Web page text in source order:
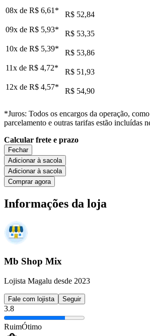
08x de R$ 6,61 *
R$ 52,84
09x de R$ 5,93*
R$ 53,35
10x de R$ 5,39*
R$ 53,86
11x de R$ 4,72*
R$ 51,93
12x de R$ 4,57* R$ 54,90
*Juros: Todos os encargos da operação,
parcelamento e outras tarifas estão incluídas
Calcular frete e prazo
Fechar
Adicionar à sacola
Adicionar à sacola
Comprar agora
Informações da loja
Mb Shop Mix
Lojista Magalu desde 2023
Fale com lojista Seguir
3.8
RuimÓtimo